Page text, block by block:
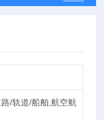
/轨道/船舶,航空航